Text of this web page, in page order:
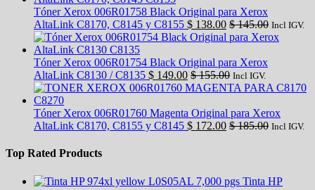
Tóner Xerox 006R01758 Black Original para Xerox
AltaLink C8170, C8145 y C8155 $ 138.00 $145.00 Incl IGV.
Tóner Xerox 006R01754 Black Original para Xerox
AltaLink C8130 / C8135 $ 149.00 $155.00 Incl IGV.
Tóner Xerox 006R01760 Magenta Original para Xerox
AltaLink C8170, C8155 y C8145 $ 172.00 $185.00 Incl IGV.
Top Rated Products
Tinta HP